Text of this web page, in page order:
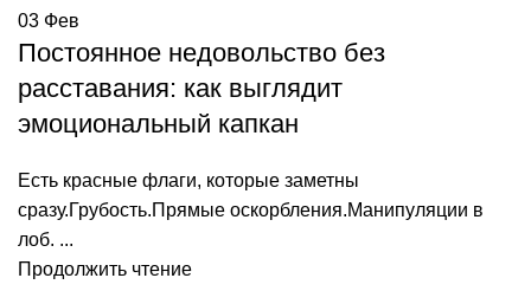
03 Фев
Постоянное недовольство без
расставания: как выглядит
эмоциональный капкан
Есть красные флаги, которые заметны
сразу.Грубость.Прямые оскорбления.Манипуляции в
лоб. ...
Продолжить чтение